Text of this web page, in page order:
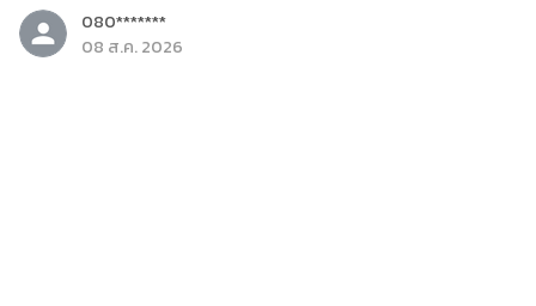
080*******
08 ส.ค. 2026